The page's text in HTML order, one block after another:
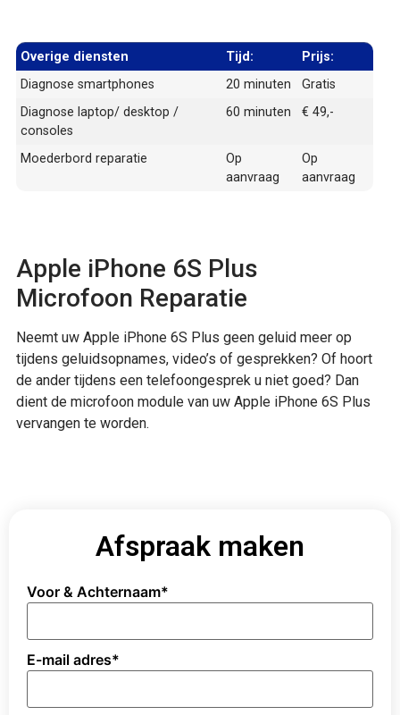
Overige diensten Tijd:
Prijs:
Diagnose smartphones
20 minuten
Gratis
Diagnose laptop/ desktop /
consoles
60 minuten € 49,-
Moederbord reparatie
Op
aanvraag
Op
aanvraag
Apple iPhone 6S Plus
Microfoon Reparatie
Neemt uw Apple iPhone 6S Plus geen geluid meer op
tijdens geluidsopnames, video’s of gesprekken? Of hoort
de ander tijdens een telefoongesprek u niet goed? Dan
dient de microfoon module van uw Apple iPhone 6S Plus
vervangen te worden.
Afspraak maken
Voor & Achternaam*
E-mail adres*